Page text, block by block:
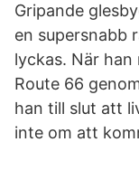
Gripande
en supersnabb
lyckas. När
Route 66
han till slut att
inte om att